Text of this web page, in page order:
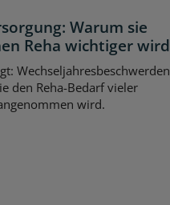
Warum sie
Reha wichtiger wird
Wechseljahresbeschwerden
den Reha-Bedarf vieler
wird.